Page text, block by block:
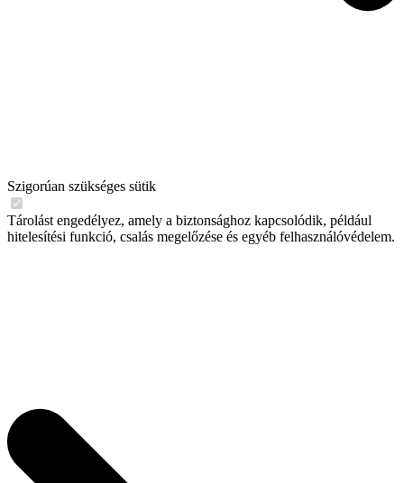
Szigorúan szükséges sütik
Tárolást engedélyez, amely a biztonsághoz kapcsolódik, például
hitelesítési funkció, csalás megelőzése és egyéb felhasználóvédelem.